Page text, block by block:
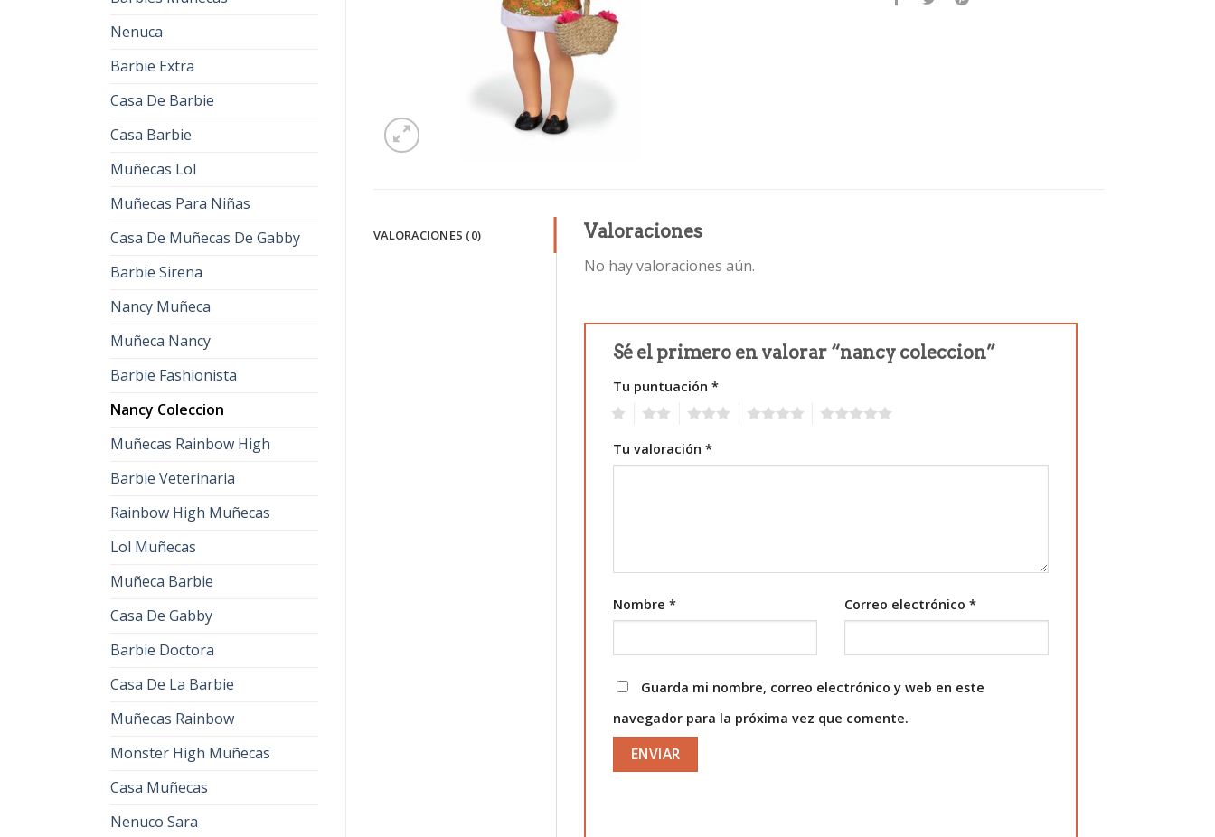
Nenuca
Barbie Extra
Casa De Barbie
Casa Barbie
Muñecas Lol
Muñecas Para Niñas
Casa De Muñecas De Gabby
Barbie Sirena
Nancy Muñeca
Muñeca Nancy
Barbie Fashionista
Nancy Coleccion
Muñecas Rainbow High
Barbie Veterinaria
Rainbow High Muñecas
Lol Muñecas
Muñeca Barbie
Casa De Gabby
Barbie Doctora
Casa De La Barbie
Muñecas Rainbow
Monster High Muñecas
Casa Muñecas
Nenuco Sara
VALORACIONES (0) Valoraciones
No hay valoraciones aún.
Sé el primero en valorar “nancy coleccion”
Tu puntuación*
Tu valoración*
Nombre* Correo electrónico*
Guarda mi nombre, correo electrónico y web en este
navegador para la próxima vez que comente.